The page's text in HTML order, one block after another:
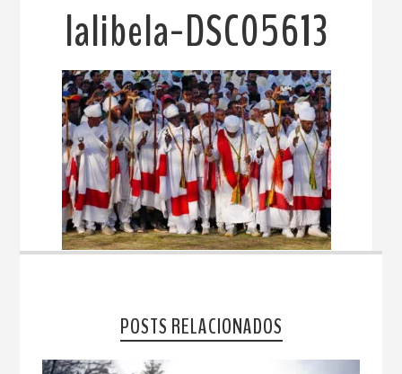
lalibela-DSC05613
POSTS RELACIONADOS